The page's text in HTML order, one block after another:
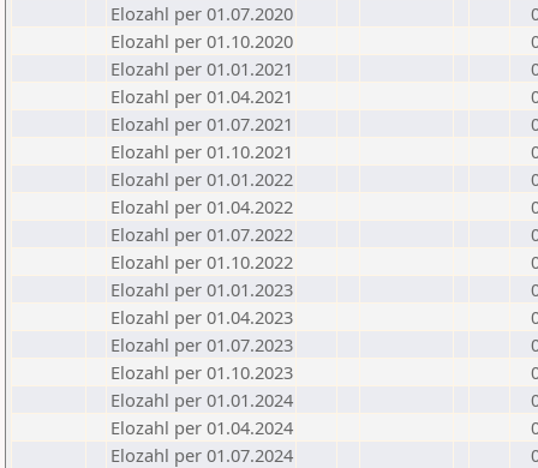
Elozahl per 01.07.2020
Elozahl per 01.10.2020
Elozahl per 01.01.2021
Elozahl per 01.04.2021
Elozahl per 01.07.2021
Elozahl per 01.10.2021
Elozahl per 01.01.2022
Elozahl per 01.04.2022
Elozahl per 01.07.2022
Elozahl per 01.10.2022
Elozahl per 01.01.2023
Elozahl per 01.04.2023
Elozahl per 01.07.2023
Elozahl per 01.10.2023
Elozahl per 01.01.2024
Elozahl per 01.04.2024
Elozahl per 01.07.2024